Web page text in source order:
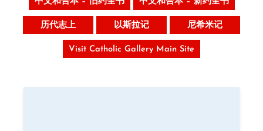
历代志上 以斯拉记 尼希米记
Visit Catholic Gallery Main Site